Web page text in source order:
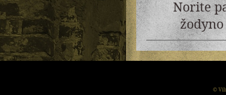
Norite
©